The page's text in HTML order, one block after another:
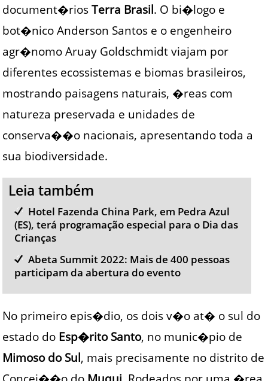
document�riosTerra Brasil. O bi�logo e
bot�nico Anderson Santos e o engenheiro
agr�nomo Aruay Goldschmidt viajam por
diferentes ecossistemas e biomas brasileiros,
mostrando paisagens naturais, �reas com
natureza preservada e unidades de
conserva��o nacionais, apresentando toda a
sua biodiversidade.
Leia também
Hotel Fazenda China Park, em Pedra Azul
(ES), terá programação especial para o Dia das
Crianças
Abeta Summit 2022: Mais de 400 pessoas
participam da abertura do evento
No primeiro epis�dio, os dois v�o at� o sul do
estado do Esp�rito Santo, no munic�pio de
Mimoso do Sul, mais precisamente no distrito de